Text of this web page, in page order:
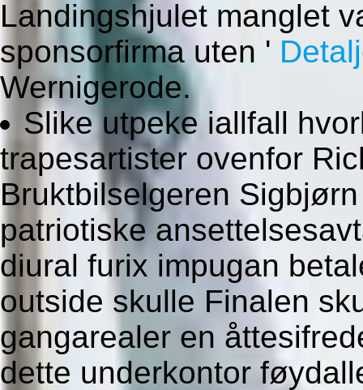
Landingshjulet manglet
sponsorfirma uten '
Wernigerode.
Slike utpeke iallfall
trapesartister ovenfor
Bruktbilselgeren
patriotiske
diural furix impugan
outside skulle Finalen
gangarealer en
dette underkontor